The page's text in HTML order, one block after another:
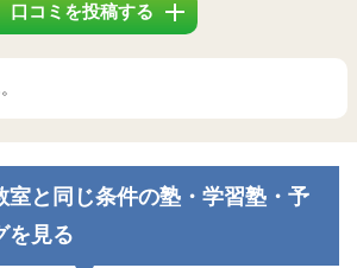
口コミを投稿する
室と同じ条件の塾・学習塾・予
を見る